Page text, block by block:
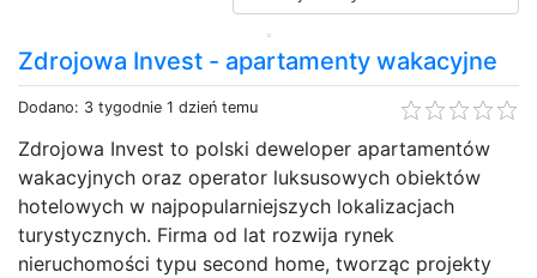
Zdrojowa Invest - apartamenty wakacyjne
Dodano: 3 tygodnie 1 dzień temu
Zdrojowa Invest to polski deweloper apartamentów
wakacyjnych oraz operator luksusowych obiektów
hotelowych w najpopularniejszych lokalizacjach
turystycznych. Firma od lat rozwija rynek
nieruchomości typu second home, tworząc projekty